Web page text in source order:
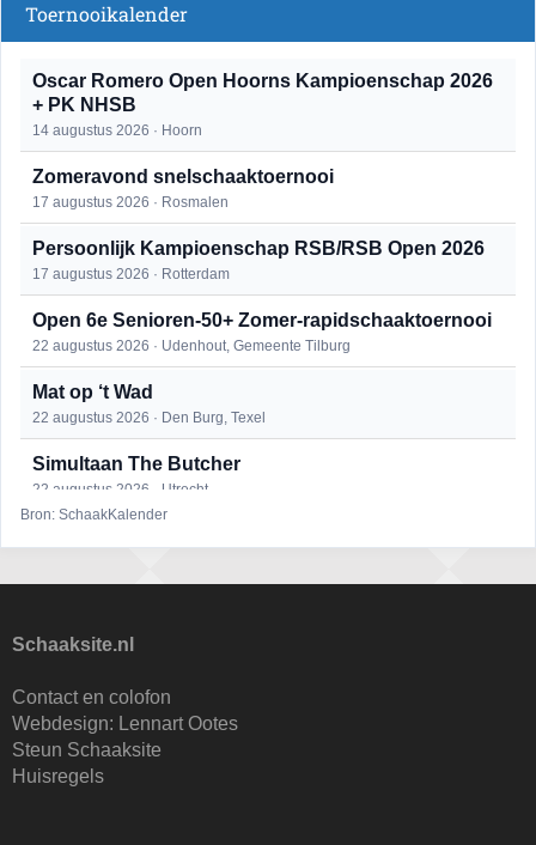
Toernooikalender
Oscar Romero Open Hoorns Kampioenschap 2026
+ PK NHSB
14 augustus 2026 · Hoorn
Zomeravond snelschaaktoernooi
17 augustus 2026 · Rosmalen
Persoonlijk Kampioenschap RSB/RSB Open 2026
17 augustus 2026 · Rotterdam
Open 6e Senioren-50+ Zomer-rapidschaaktoernooi
22 augustus 2026 · Udenhout, Gemeente Tilburg
Mat op ‘t Wad
22 augustus 2026 · Den Burg, Texel
Simultaan The Butcher
22 augustus 2026 · Utrecht
25 augustus 2026 · Bunschoten-Spakenburg
27 augustus 2026 · Delft
KC Open
28 augustus 2026 · Haarlem
Bron: SchaakKalender
Schaaksite.nl
Contact en colofon
Webdesign: Lennart Ootes
Steun Schaaksite
Huisregels